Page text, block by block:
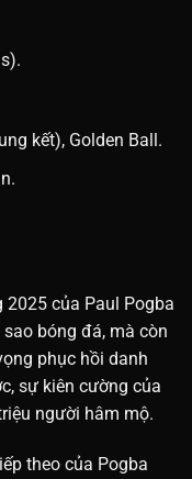
kết), Golden Ball.
của Paul Pogba
bóng đá, mà còn
phục hồi danh
sự kiên cường của
người hâm mộ.
theo của Pogba